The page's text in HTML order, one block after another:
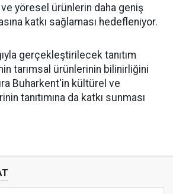
yöresel ürünlerin daha geniş
katkı sağlaması hedefleniyor.
gerçekleştirilecek tanıtım
tarımsal ürünlerinin bilinirliğini
Buharkent'in kültürel ve
tanıtımına da katkı sunması